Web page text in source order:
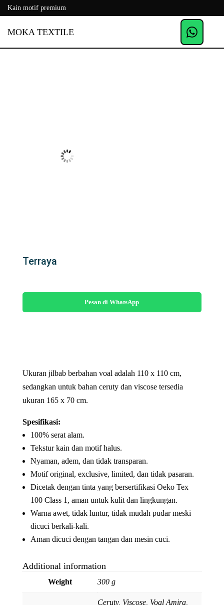
Kain motif premium
MOKA TEXTILE
Terraya
Pesan di WhatsApp
Ukuran jilbab berbahan voal adalah 110 x 110 cm,
sedangkan untuk bahan ceruty dan viscose tersedia
ukuran 165 x 70 cm.
Spesifikasi:
100% serat alam.
Tekstur kain dan motif halus.
Nyaman, adem, dan tidak transparan.
Motif original, exclusive, limited, dan tidak pasaran.
Dicetak dengan tinta yang bersertifikasi Oeko Tex
100 Class 1, aman untuk kulit dan lingkungan.
Warna awet, tidak luntur, tidak mudah pudar meski
dicuci berkali-kali.
Aman dicuci dengan tangan dan mesin cuci.
Additional information
Weight 300 g
Ceruty, Viscose, Voal Amira,